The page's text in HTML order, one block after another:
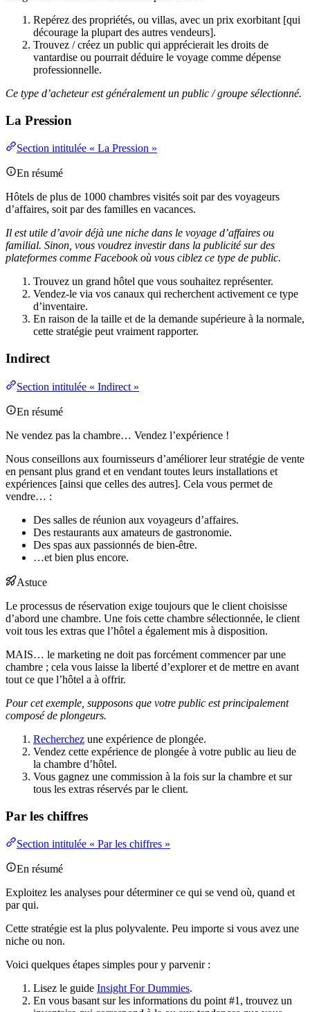
Repérez des propriétés, ou villas, avec un prix exorbitant [qui
décourage la plupart des autres vendeurs].
Trouvez / créez un public qui apprécierait les droits de
vantardise ou pourrait déduire le voyage comme dépense
professionnelle.
Ce type d’acheteur est généralement un public / groupe sélectionné.
La Pression
Section intitulée « La Pression »
En résumé
Hôtels de plus de 1000 chambres visités soit par des voyageurs
d’affaires, soit par des familles en vacances.
Il est utile d’avoir déjà une niche dans le voyage d’affaires ou
familial. Sinon, vous voudrez investir dans la publicité sur des
plateformes comme Facebook où vous ciblez ce type de public.
Trouvez un grand hôtel que vous souhaitez représenter.
Vendez-le via vos canaux qui recherchent activement ce type
d’inventaire.
En raison de la taille et de la demande supérieure à la normale,
cette stratégie peut vraiment rapporter.
Indirect
Section intitulée « Indirect »
En résumé
Ne vendez pas la chambre… Vendez l’expérience !
Nous conseillons aux fournisseurs d’améliorer leur stratégie de vente
en pensant plus grand et en vendant toutes leurs installations et
expériences [ainsi que celles des autres]. Cela vous permet de
vendre… :
Des salles de réunion aux voyageurs d’affaires.
Des restaurants aux amateurs de gastronomie.
Des spas aux passionnés de bien-être.
…et bien plus encore.
Astuce
Le processus de réservation exige toujours que le client choisisse
d’abord une chambre. Une fois cette chambre sélectionnée, le client
voit tous les extras que l’hôtel a également mis à disposition.
MAIS… le marketing ne doit pas forcément commencer par une
chambre ; cela vous laisse la liberté d’explorer et de mettre en avant
tout ce que l’hôtel a à offrir.
Pour cet exemple, supposons que votre public est principalement
composé de plongeurs.
Recherchez une expérience de plongée.
Vendez cette expérience de plongée à votre public au lieu de
la chambre d’hôtel.
Vous gagnez une commission à la fois sur la chambre et sur
tous les extras réservés par le client.
Par les chiffres
Section intitulée « Par les chiffres »
En résumé
Exploitez les analyses pour déterminer ce qui se vend où, quand et
par qui.
Cette stratégie est la plus polyvalente. Peu importe si vous avez une
niche ou non.
Voici quelques étapes simples pour y parvenir :
Lisez le guide Insight For Dummies.
En vous basant sur les informations du point #1, trouvez un